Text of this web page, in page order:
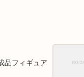
品フィギュア